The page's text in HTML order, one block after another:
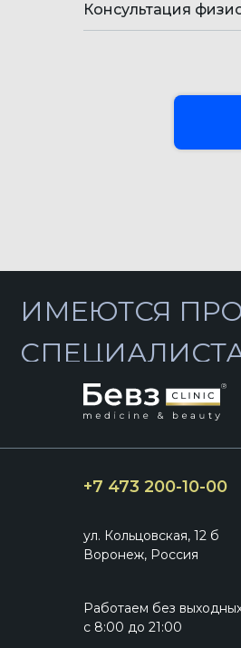
Консультация
ИМЕЮТСЯ
+7 473 200-10-00
Работаем без
с 8:00 до 21:00
ул. Кольцовская, 12 б
Воронеж, Россия
Все медицинские услуги ООО